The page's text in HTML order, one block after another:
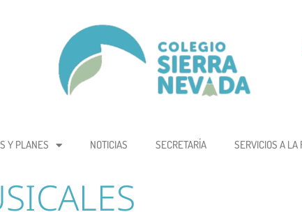
Y PLANES NOTICIAS SECRETARÍA SERVICIOS A LA